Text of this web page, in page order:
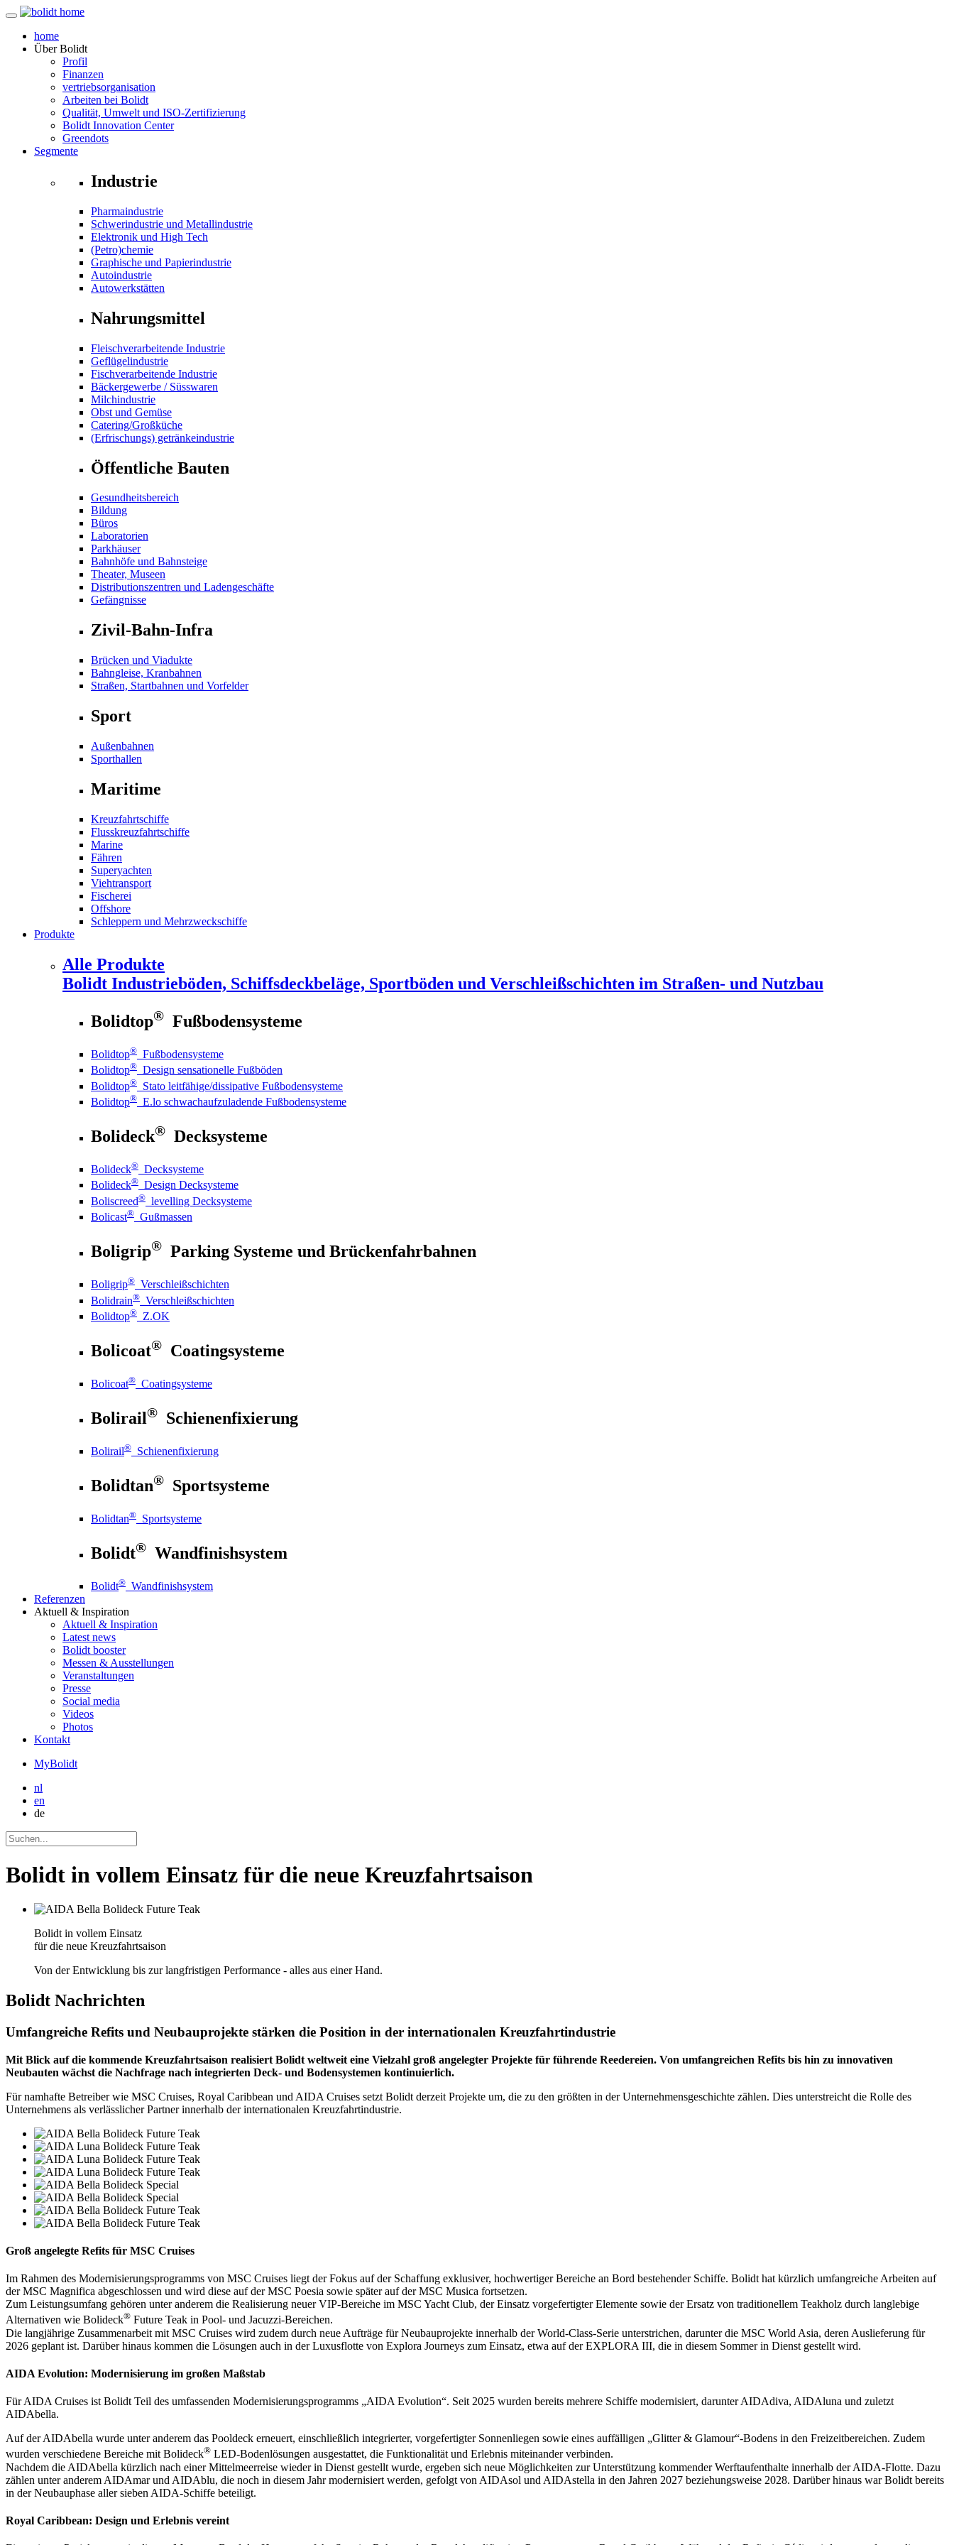
home
ÜberBolidt
Profil
Finanzen
vertriebsorganisation
Arbeiten bei Bolidt
Qualität, Umwelt und ISO-Zertifizierung
Bolidt Innovation Center
Greendots
Segmente
Industrie
Pharmaindustrie
Schwerindustrie und Metallindustrie
Elektronik und High Tech
(Petro)chemie
Graphische und Papierindustrie
Autoindustrie
Autowerkstätten
Nahrungsmittel
Fleischverarbeitende Industrie
Geflügelindustrie
Fischverarbeitende Industrie
Bäckergewerbe / Süsswaren
Milchindustrie
Obst und Gemüse
Catering/Großküche
(Erfrischungs) getränkeindustrie
Öffentliche Bauten
Gesundheitsbereich
Bildung
Büros
Laboratorien
Parkhäuser
Bahnhöfe und Bahnsteige
Theater, Museen
Distributionszentren und Ladengeschäfte
Gefängnisse
Zivil-Bahn-Infra
Brücken und Viadukte
Bahngleise, Kranbahnen
Straßen, Startbahnen und Vorfelder
Sport
Außenbahnen
Sporthallen
Maritime
Kreuzfahrtschiffe
Flusskreuzfahrtschiffe
Marine
Fähren
Superyachten
Viehtransport
Fischerei
Offshore
Schleppern und Mehrzweckschiffe
Produkte
Alle Produkte
Bolidt Industrieböden, Schiffsdeckbeläge, Sportböden und Verschleißschichten im Straßen- und Nutzbau
Bolidtop® Fußbodensysteme
Bolidtop® Fußbodensysteme
Bolidtop® Design sensationelle Fußböden
Bolidtop® Stato leitfähige/dissipative Fußbodensysteme
Bolidtop® E.lo schwachaufzuladende Fußbodensysteme
Bolideck® Decksysteme
Bolideck® Decksysteme
Bolideck® Design Decksysteme
Boliscreed® levelling Decksysteme
Bolicast® Gußmassen
Boligrip® Parking Systeme und Brückenfahrbahnen
Boligrip® Verschleißschichten
Bolidrain® Verschleißschichten
Bolidtop® Z.OK
Bolicoat® Coatingsysteme
Bolicoat® Coatingsysteme
Bolirail® Schienenfixierung
Bolirail® Schienenfixierung
Bolidtan® Sportsysteme
Bolidtan® Sportsysteme
Bolidt® Wandfinishsystem
Bolidt® Wandfinishsystem
Referenzen
Aktuell & Inspiration
Aktuell & Inspiration
Latest news
Bolidt booster
Messen & Ausstellungen
Veranstaltungen
Presse
Social media
Videos
Photos
Kontakt
MyBolidt
nl
en
de
Bolidt in vollem Einsatz für die neue Kreuzfahrtsaison
Bolidt in vollem Einsatz
für die neue Kreuzfahrtsaison
Von der Entwicklung bis zur langfristigen Performance - alles aus einer Hand.
Bolidt Nachrichten
Umfangreiche Refits und Neubauprojekte stärken die Position in der internationalen Kreuzfahrtindustrie
Mit Blick auf die kommende Kreuzfahrtsaison realisiert Bolidt weltweit eine Vielzahl groß angelegter Projekte für führende Reedereien. Von umfangreichen Refits bis hin zu innovativen
Neubauten wächst die Nachfrage nach integrierten Deck- und Bodensystemen kontinuierlich.
Für namhafte Betreiber wie MSC Cruises, Royal Caribbean und AIDA Cruises setzt Bolidt derzeit Projekte um, die zu den größten in der Unternehmensgeschichte zählen. Dies unterstreicht die Rolle des
Unternehmens als verlässlicher Partner innerhalb der internationalen Kreuzfahrtindustrie.
Groß angelegte Refits für MSC Cruises
Im Rahmen des Modernisierungsprogramms von MSC Cruises liegt der Fokus auf der Schaffung exklusiver, hochwertiger Bereiche an Bord bestehender Schiffe. Bolidt hat kürzlich umfangreiche Arbeiten auf
der MSC Magnifica abgeschlossen und wird diese auf der MSC Poesia sowie später auf der MSC Musica fortsetzen.
Zum Leistungsumfang gehören unter anderem die Realisierung neuer VIP-Bereiche im MSC Yacht Club, der Einsatz vorgefertigter Elemente sowie der Ersatz von traditionellem Teakholz durch langlebige
Alternativen wie Bolideck® Future Teak in Pool- und Jacuzzi-Bereichen.
Die langjährige Zusammenarbeit mit MSC Cruises wird zudem durch neue Aufträge für Neubauprojekte innerhalb der World-Class-Serie unterstrichen, darunter die MSC World Asia, deren Auslieferung für
2026 geplant ist. Darüber hinaus kommen die Lösungen auch in der Luxusflotte von Explora Journeys zum Einsatz, etwa auf der EXPLORA III, die in diesem Sommer in Dienst gestellt wird.
AIDA Evolution: Modernisierung im großen Maßstab
Für AIDA Cruises ist Bolidt Teil des umfassenden Modernisierungsprogramms „AIDA Evolution“. Seit 2025 wurden bereits mehrere Schiffe modernisiert, darunter AIDAdiva, AIDAluna und zuletzt
AIDAbella.
Auf der AIDAbella wurde unter anderem das Pooldeck erneuert, einschließlich integrierter, vorgefertigter Sonnenliegen sowie eines auffälligen „Glitter & Glamour“-Bodens in den Freizeitbereichen. Zudem
wurden verschiedene Bereiche mit Bolideck® LED-Bodenlösungen ausgestattet, die Funktionalität und Erlebnis miteinander verbinden.
Nachdem die AIDAbella kürzlich nach einer Mittelmeerreise wieder in Dienst gestellt wurde, ergeben sich neue Möglichkeiten zur Unterstützung kommender Werftaufenthalte innerhalb der AIDA-Flotte. Dazu
zählen unter anderem AIDAmar und AIDAblu, die noch in diesem Jahr modernisiert werden, gefolgt von AIDAsol und AIDAstella in den Jahren 2027 beziehungsweise 2028. Darüber hinaus war Bolidt bereits
in der Neubauphase aller sieben AIDA-Schiffe beteiligt.
Royal Caribbean: Design und Erlebnis vereint